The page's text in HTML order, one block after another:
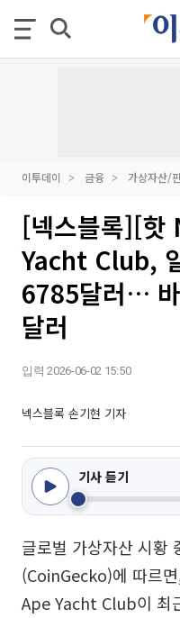
이투데이 금융 가상자산/
[넥스블록][
Yacht Club,
6785달러…
달러
입력 2026-06-02 15:50
넥스블록 손기현 기자
기사 듣기
글로벌 가상자산 시황
(CoinGecko)에 따르
Ape Yacht Club이 최